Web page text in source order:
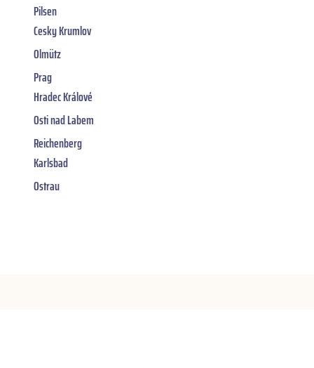
Pilsen
Cesky Krumlov
Olmütz
Prag
Hradec Králové
Osti nad Labem
Reichenberg
Karlsbad
Ostrau